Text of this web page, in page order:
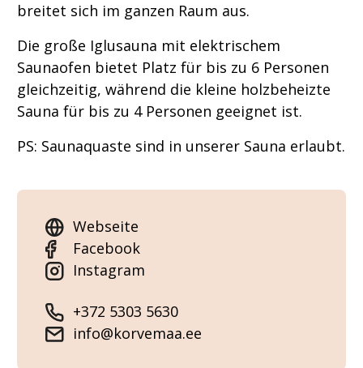
breitet sich im ganzen Raum aus.
Die große Iglusauna mit elektrischem
Saunaofen bietet Platz für bis zu 6 Personen
gleichzeitig, während die kleine holzbeheizte
Sauna für bis zu 4 Personen geeignet ist.
PS: Saunaquaste sind in unserer Sauna erlaubt.
Webseite
Facebook
Instagram
+372 5303 5630
info@korvemaa.ee